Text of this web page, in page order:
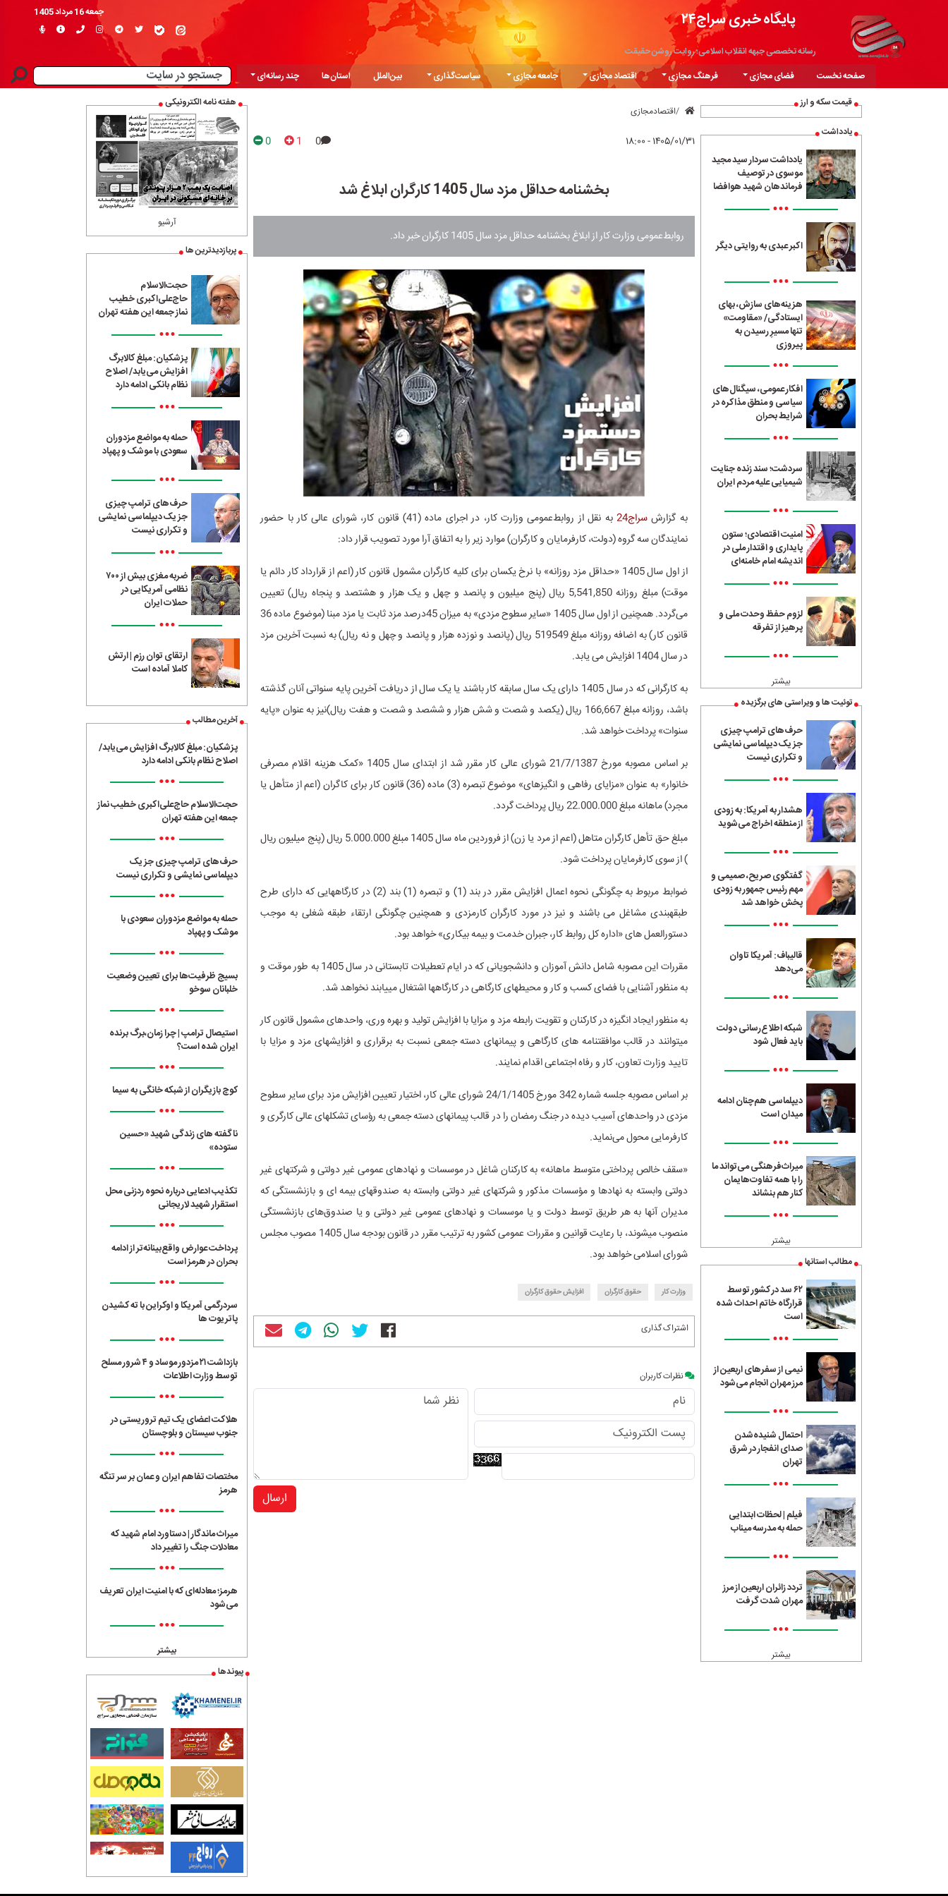
پایگاه خبری سراج۲۴
رسانه تخصصی جبهه انقلاب اسلامی؛ روایت روشن حقیقت
جمعه 16 مرداد 1405
صفحه نخست فضای مجازی فرهنگ مجازی اقتصاد مجازی جامعه مجازی سیاست‌گذاری بین‌الملل استان‌ها
چند رسانه‌ای
قیمت سکه و ارز
یادداشت
یادداشت سردار سید مجید
موسوی در توصیف
فرماندهان شهید هوافضا
•••
اکبر عبدی به روایتی دیگر
•••
هزینه‌های سازش، بهای
ایستادگی/ «مقاومت»
تنها مسیرِ رسیدن به
پیروزی
•••
افکار عمومی، سیگنال‌های
سیاسی و منطق مذاکره در
شرایط بحران
•••
سردشت؛ سند زنده جنایت
شیمیایی علیه مردم ایران
•••
امنیت اقتصادی؛ ستون
پایداری و اقتدار ملی در
اندیشه امام خامنه‌ای
•••
لزوم حفظ وحدت ملی و
پرهیز از تفرقه
•••
بیشتر
توئیت ها و ویراستی های برگزیده
حرف‌های ترامپ چیزی
جز یک دیپلماسی نمایشی
و تکراری نیست
•••
هشدار به آمریکا: به زودی
از منطقه اخراج می‌شوید
•••
گفتگوی صریح، صمیمی و
مهم رئیس جمهور به زودی
پخش خواهد شد
•••
قالیباف: آمریکا تاوان
می‌دهد
•••
شبکه اطلاع‌رسانی دولت
باید فعال شود
•••
دیپلماسی هم‌چنان ادامه
میدان است
•••
میراث‌فرهنگی می‌تواند ما
را با همه تفاوت‌هایمان
کنار هم بنشاند
•••
بیشتر
مطالب استانها
۶۲ سد در کشور توسط
قرارگاه خاتم احداث شده
است
•••
نیمی از سفرهای اربعین از
مرز مهران انجام می‌شود
•••
احتمال شنیده‌شدن
صدای انفجار در شرق
تهران
•••
فیلم | لحظات ابتدایی
حمله به مدرسه میناب
•••
تردد زائران اربعین از مرز
مهران شدت گرفت
•••
بیشتر
اقتصادمجازی
۱۴۰۵/۰۱/۳۱ - ۱۸:۰۰ 0
1
0
بخشنامه حداقل مزد سال 1405 کارگران ابلاغ شد
روابط‌عمومی وزارت کار از ابلاغ بخشنامه حداقل مزد سال 1405 کارگران خبر داد.
به گزارش سراج24
به نقل از روابط‌عمومی وزارت کار، در اجرای ماده (41) قانون کار، شورای عالی کار با حضور
نمایندگان سه گروه (دولت، کارفرمایان و کارگران) موارد زیر را به اتفاق آرا مورد تصویب قرار داد:
از اول سال 1405 «حداقل مزد روزانه» با نرخ یکسان برای کلیه کارگران مشمول قانون کار (اعم از قرارداد کار دائم یا
موقت) مبلغ روزانه 5,541,850 ریال (پنج میلیون و پانصد و چهل و یک هزار و هشتصد و پنجاه ریال) تعیین
می‌گردد. همچنین از اول سال 1405 «سایر سطوح مزدی» به میزان 45درصد مزد ثابت یا مزد مبنا (موضوع ماده 36
قانون کار) به اضافه روزانه مبلغ 519549 ریال (پانصد و نوزده هزار و پانصد و چهل و نه ریال) به نسبت آخرین مزد
در سال 1404 افزایش می­ یابد.
به کارگرانی که در سال 1405 دارای یک سال سابقه کار باشند یا یک سال از دریافت آخرین پایه سنواتی آنان گذشته
باشد، روزانه مبلغ 166,667 ریال (یکصد و شصت و شش هزار و ششصد و شصت و هفت ریال)نیز به عنوان «پایه
سنوات» پرداخت خواهد شد.
بر اساس مصوبه مورخ 21/7/1387 شورای عالی کار مقرر شد از ابتدای سال 1405 «کمک هزینه اقلام مصرفی
خانوار» به عنوان «مزایای رفاهی و انگیزه­ای» موضوع تبصره (3) ماده (36) قانون کار برای کاگران (اعم از متأهل یا
مجرد) ماهانه مبلغ 22.000.000 ریال پرداخت گردد.
مبلغ حق تأهل کارگران متاهل (اعم از مرد یا زن) از فروردین ماه سال 1405 مبلغ 5.000.000 ریال (پنج میلیون ریال
) از سوی کارفرمایان پرداخت شود.
ضوابط مربوط به چگونگی نحوه اعمال افزایش مقرر در بند (1) و تبصره (1) بند (2) در کارگاه­هایی که دارای طرح
طبقه­بندی مشاغل می­ باشند و نیز در مورد کارگران کارمزدی و همچنین چگونگی ارتقاء طبقه شغلی به موجب
دستورالعمل­ های «اداره کل روابط کار، جبران خدمت و بیمه بیکاری» خواهد بود.
مقررات این مصوبه شامل دانش آموزان و دانشجویانی که در ایام تعطیلات تابستانی در سال 1405 به طور موقت و
به منظور آشنایی با فضای کسب و کار و محیط­های کارگاهی در کارگاه­ها اشتغال می­یابند نخواهد شد.
به منظور ایجاد انگیزه در کارکنان و تقویت رابطه مزد و مزایا با افزایش تولید و بهره­ وری، واحدهای مشمول قانون کار
می­توانند در قالب موافقت­نامه­ های کارگاهی و پیمان­های دسته جمعی نسبت به برقراری و افزایش­های مزد و مزایا با
تایید وزارت تعاون، کار و رفاه اجتماعی اقدام نمایند.
بر اساس مصوبه جلسه شماره 342 مورخ 24/1/1405 شورای عالی کار، اختیار تعیین افزایش مزد برای سایر سطوح
مزدی در واحدهای آسیب دیده در جنگ رمضان را در قالب پیمان­های دسته جمعی به رؤسای تشکل­های عالی کارگری و
کارفرمایی محول می­‌نماید.
«سقف خالص پرداختی متوسط ماهانه» به کارکنان شاغل در موسسات و نهادهای عمومی غیر دولتی و شرکت­های غیر
دولتی وابسته به نهادها و مؤسسات مذکور و شرکت­های غیر دولتی وابسته به صندوق­های بیمه­ ای و بازنشستگی که
مدیران آنها به هر طریق توسط دولت و یا موسسات و نهادهای عمومی غیر دولتی و یا صندوق‌­های بازنشستگی
منصوب می­شوند، با رعایت قوانین و مقررات عمومی کشور به ترتیب مقرر در قانون بودجه سال 1405 مصوب مجلس
شورای اسلامی خواهد بود.
وزارت کار حقوق کارگران افزایش حقوق کارگران
اشتراک گذاری
نظرات کاربران
ارسال
هفته نامه الکترونیکی
آرشیو
پربازدیدترین ها
حجت‌الاسلام
حاج‌علی‌اکبری خطیب
نماز جمعه این هفته تهران
•••
پزشکیان: مبلغ کالابرگ
افزایش می‌یابد/ اصلاح
نظام بانکی ادامه دارد
•••
حمله به مواضع مزدوران
سعودی با موشک و پهپاد
•••
حرف‌های ترامپ چیزی
جز یک دیپلماسی نمایشی
و تکراری نیست
•••
ضربه مغزی بیش از ۷۰۰
نظامی آمریکایی در
حملات ایران
•••
ارتقای توان رزم | ارتش
کاملا آماده است
آخرین مطالب
پزشکیان: مبلغ کالابرگ افزایش می‌یابد/
اصلاح نظام بانکی ادامه دارد
•••
حجت‌الاسلام حاج‌علی‌اکبری خطیب نماز
جمعه این هفته تهران
•••
حرف‌های ترامپ چیزی جز یک
دیپلماسی نمایشی و تکراری نیست
•••
حمله به مواضع مزدوران سعودی با
موشک و پهپاد
•••
بسیج ظرفیت‌ها برای تعیین وضعیت
خلبانان سوخو
•••
استیصال ترامپ | چرا زمان،برگ برنده
ایران شده است؟
•••
کوچ بازیگران از شبکه خانگی به سیما
•••
ناگفته های زندگی شهید «حسین
ستوده»
•••
تکذیب ادعایی درباره نحوه ردزنی محل
استقرار شهید لاریجانی
•••
پرداخت عوارض واقع‌بینانه‌تر از ادامه
بحران در هرمز است
•••
سردرگمی آمریکا و اوکراین با ته کشیدن
پاتریوت ها
•••
بازداشت ۲۱ مزدور موساد و ۴ شرور مسلح
توسط وزارت اطلاعات
•••
هلاکت اعضای یک تیم تروریستی در
جنوب سیستان و بلوچستان
•••
مختصات تفاهم ایران و عمان بر سر تنگه
هرمز
•••
میراث ماندگار | دستاورد امام شهید که
معادلات جنگ را تغییر داد
•••
هرمز؛ معادله‌ای که با امنیت ایران تعریف
می‌شود
•••
بیشتر
پیوندها